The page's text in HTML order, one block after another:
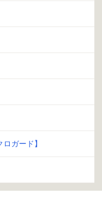
ガード】